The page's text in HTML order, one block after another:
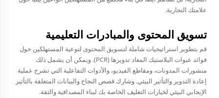
علامتك التجارية.
تسويق المحتوى والمبادرات التعليمية
قم بتطوير استراتيجيات شاملة لتسويق المحتوى لتوعية المستهلكين حول
فوائد عبوات البلاستيك المعاد تدويرها (PCR). ويمكن أن يشمل ذلك
منشورات المدونات، ومقاطع الفيديو، والأدوات التفاعلية التي تشرح عملية
إعادة التدوير والتأثير البيئي. وشارك قصص النجاح والبيانات المتعلقة بالتأثير
الإيجابي البيئي لخيارات التغليف الخاصة بك لبناء المصداقية والثقة.